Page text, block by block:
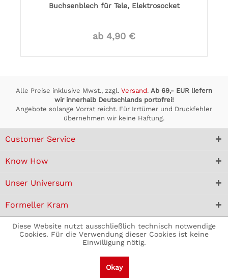
Buchsenblech für Tele, Elektrosocket
ab 4,90 €
Alle Preise inklusive Mwst., zzgl. Versand. Ab 69,- EUR liefern
wir innerhalb Deutschlands portofrei!
Angebote solange Vorrat reicht. Für Irrtümer und Druckfehler
übernehmen wir keine Haftung.
Customer Service
Know How
Unser Universum
Formeller Kram
Diese Website nutzt ausschließlich technisch notwendige
Cookies. Für die Verwendung dieser Cookies ist keine
Einwilligung nötig.
Okay